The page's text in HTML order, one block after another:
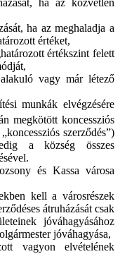
ha az meghaladja a
értéket,
értékszint felett
vagy már létező
munkák elvégzésére
megkötött koncessziós
szerződés”)
a község összes
és Kassa városa
kell a városrészek
átruházását csak
jóváhagyásához
jóváhagyása,
vagyon elvételének